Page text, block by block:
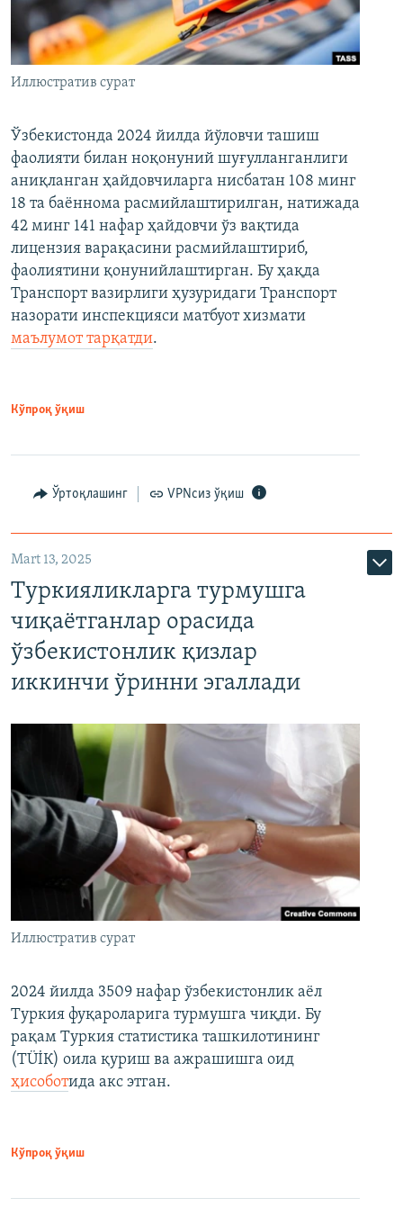
Иллюстратив сурат
Ўзбекистонда 2024 йилда йўловчи ташиш
фаолияти билан ноқонуний шуғулланганлиги
аниқланган ҳайдовчиларга нисбатан 108 минг
18 та баённома расмийлаштирилган, натижада
42 минг 141 нафар ҳайдовчи ўз вақтида
лицензия варақасини расмийлаштириб,
фаолиятини қонунийлаштирган. Бу ҳақда
Транспорт вазирлиги ҳузуридаги Транспорт
назорати инспекцияси матбуот хизмати
маълумот тарқатди.
Кўпроқ ўқиш
Ўртоқлашинг VPNсиз ўқиш
Mart 13, 2025
Туркияликларга турмушга
чиқаётганлар орасида
ўзбекистонлик қизлар
иккинчи ўринни эгаллади
Иллюстратив сурат
2024 йилда 3509 нафар ўзбекистонлик аёл
Туркия фуқароларига турмушга чиқди. Бу
рақам Туркия статистика ташкилотининг
(ТÜİК) оила қуриш ва ажрашишга оид
ҳисоботида акс этган.
Кўпроқ ўқиш